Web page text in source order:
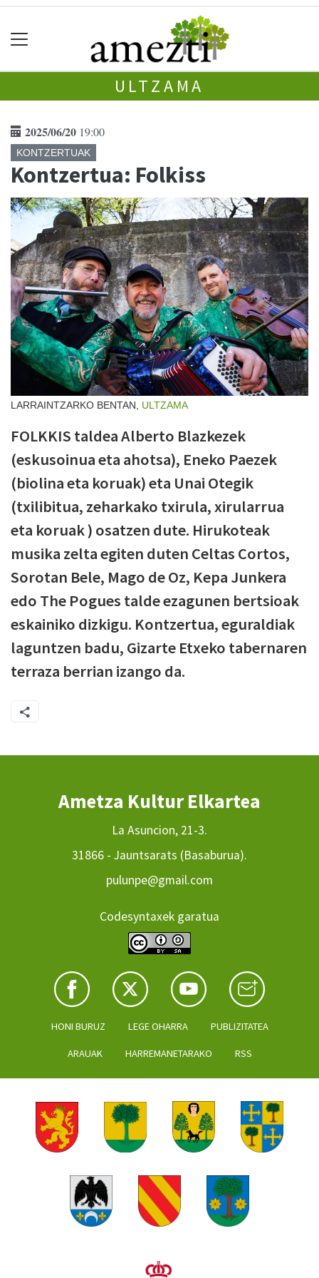
ULTZAMA
2025/06/20 19:00
KONTZERTUAK
Kontzertua: Folkiss
LARRAINTZARKO BENTAN, ULTZAMA
FOLKKIS taldea Alberto Blazkezek
(eskusoinua eta ahotsa), Eneko Paezek
(biolina eta koruak) eta Unai Otegik
(txilibitua, zeharkako txirula, xirularrua
eta koruak ) osatzen dute. Hirukoteak
musika zelta egiten duten Celtas Cortos,
Sorotan Bele, Mago de Oz, Kepa Junkera
edo The Pogues talde ezagunen bertsioak
eskainiko dizkigu. Kontzertua, eguraldiak
laguntzen badu, Gizarte Etxeko tabernaren
terraza berrian izango da.
Ametza Kultur Elkartea
La Asuncion, 21-3.
31866 - Jauntsarats (Basaburua).
pulunpe@gmail.com
Codesyntaxek garatua
HONI BURUZ LEGE OHARRA PUBLIZITATEA
ARAUAK HARREMANETARAKO RSS